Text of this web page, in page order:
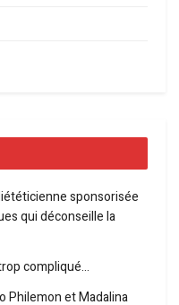
sponsorisée
qui déconseille la
compliqué…
Philemon et Madalina